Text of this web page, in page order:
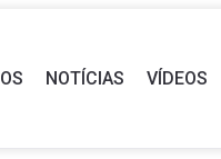
NOTÍCIAS VÍDEOS